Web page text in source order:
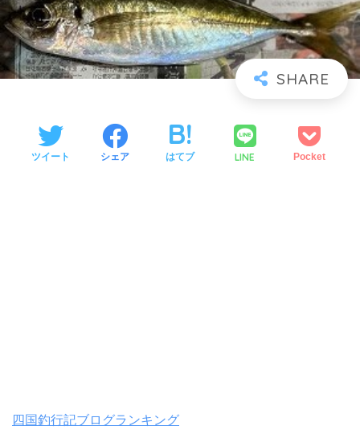
ツイート シェア はてブ LINE Pocket
四国釣行記ブログランキング